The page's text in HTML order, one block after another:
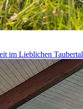
im Lieblichen Taubertal